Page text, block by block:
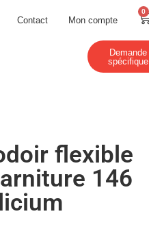
Contact Mon compte
0
Demande
spécifique
flexible
146